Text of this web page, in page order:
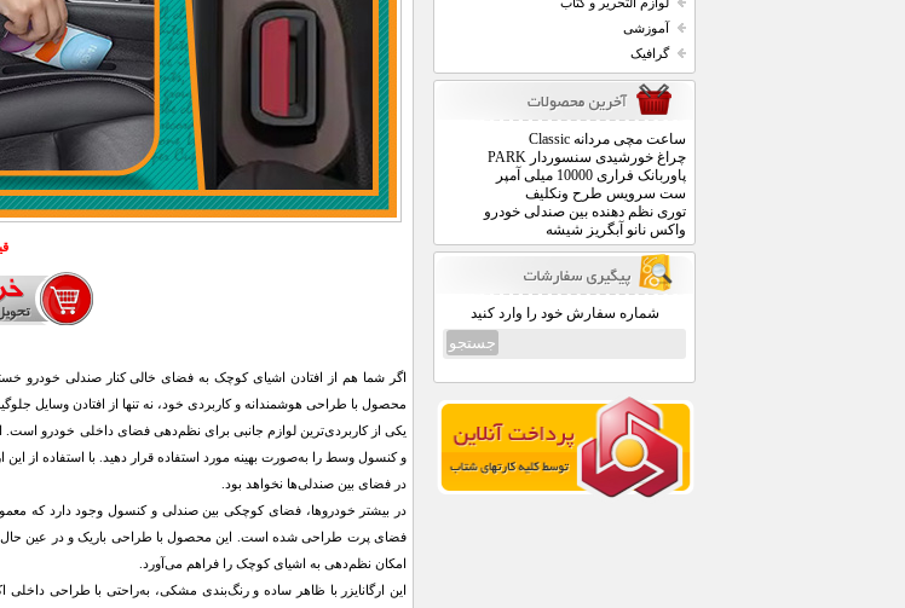
لوازم التحریر و کتاب
آموزشی
گرافیک
ساعت مچی مردانه Classic
چراغ خورشیدی سنسوردار PARK
پاوربانک فراری 10000 میلی آمپر
ست سرویس طرح ونکلیف
توری نظم دهنده بین صندلی خودرو
واکس نانو آبگریز شیشه
شماره سفارش خود را وارد کنید
اگر شما هم از افتادن اشیای کوچک به فضای خالی کنار صندلی خودرو
محصول با طراحی هوشمندانه و کاربردی خود، نه تنها از افتادن وسایل
یکی از کاربردی‌ترین لوازم جانبی برای نظم‌دهی فضای داخلی خودرو
و کنسول وسط را به‌صورت بهینه مورد استفاده قرار دهید. با استفاده از
در فضای بین صندلی‌ها نخواهد بود.
فضای پرت طراحی شده است. این محصول با طراحی باریک و در عین حال
امکان نظم‌دهی به اشیای کوچک را فراهم می‌آورد.
این ارگانایزر با ظاهر ساده و رنگ‌بندی مشکی، به‌راحتی با طراحی